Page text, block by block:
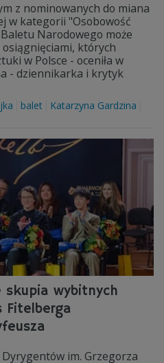
z nominowanych do miana
w kategorii "Osobowość
Narodowego może
osiągnięciami, których
w Polsce - oceniła w
- dziennikarka i krytyk
balet
Katarzyna Gardzina
skupia wybitnych
Fitelberga
im. Grzegorza